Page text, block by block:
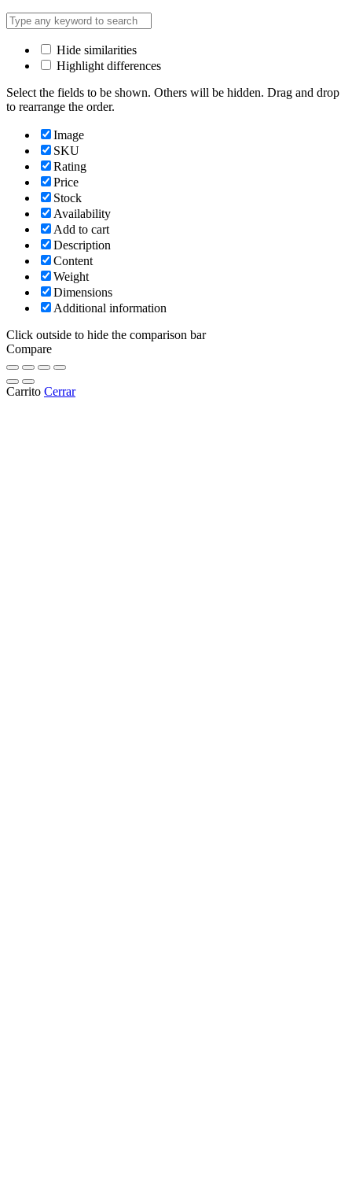
Hide similarities
Highlight differences
Select the fields to be shown. Others will be hidden. Drag and drop
to rearrange the order.
Image
SKU
Rating
Price
Stock
Availability
Add to cart
Description
Content
Weight
Dimensions
Additional information
Click outside to hide the comparison bar
Compare
Carrito Cerrar